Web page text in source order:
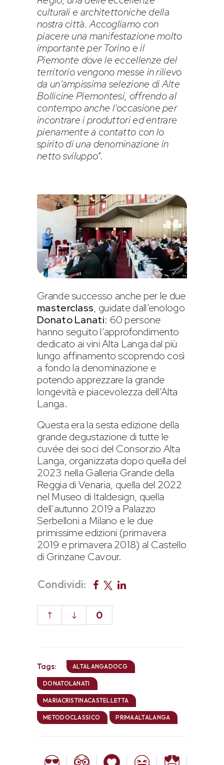
culturali e architettoniche della
nostra città. Accogliamo con
piacere una manifestazione molto
importante per Torino e il
Piemonte dove le eccellenze del
territorio vengono messe in rilievo
da un’ampissima selezione di Alte
Bollicine Piemontesi, offrendo al
contempo anche l’occasione per
incontrare i produttori ed entrare
pienamente a contatto con lo
spirito di una denominazione in
netto sviluppo”.
Grande successo anche per le due
masterclass, guidate dall’enologo
Donato Lanati: 60 persone
hanno seguito l’approfondimento
dedicato ai vini Alta Langa dal più
lungo affinamento scoprendo così
a fondo la denominazione e
potendo apprezzare la grande
longevità e piacevolezza dell’Alta
Langa.
Questa era la sesta edizione della
grande degustazione di tutte le
cuvée dei soci del Consorzio Alta
Langa, organizzata dopo quella del
2023 nella Galleria Grande della
Reggia di Venaria, quella del 2022
nel Museo di Italdesign, quella
dell’autunno 2019 a Palazzo
Serbelloni a Milano e le due
primissime edizioni (primavera
2019 e primavera 2018) al Castello
di Grinzane Cavour.
Condividi:
0
Tags: ALTALANGADOCG
DONATOLANATI
MARIACRISTINACASTELLETTA
METODOCLASSICO PRIMAALTALANGA